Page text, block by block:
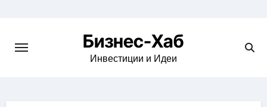
content
Бизнес-Хаб
Инвестиции и Идеи